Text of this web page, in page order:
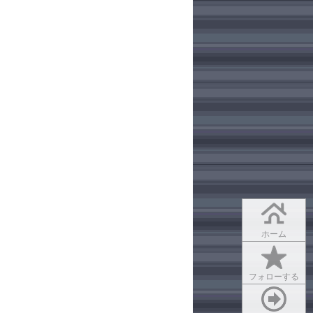
ホーム
フォローする